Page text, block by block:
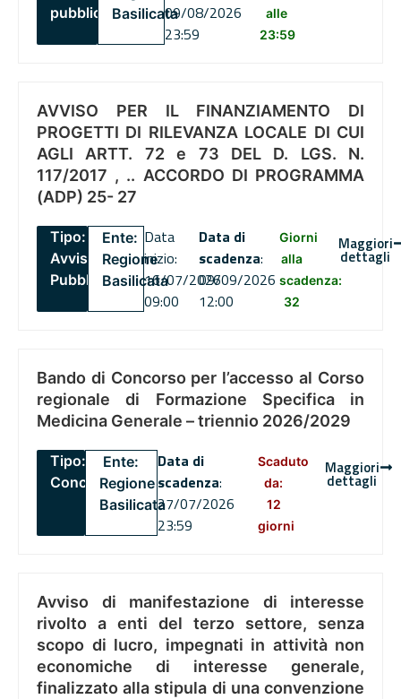
pubblico
Basilicata09/08/2026
23:59
alle
23:59
AVVISO PER IL FINANZIAMENTO DI
PROGETTI DI RILEVANZA LOCALE DI CUI
AGLI ARTT. 72 e 73 DEL D. LGS. N.
117/2017 , .. ACCORDO DI PROGRAMMA
(ADP) 25- 27
Tipo:
Avviso
Pubblico
Ente:
Regione
Basilicata
Data
inizio:
16/07/2026
09:00
Data di
scadenza:
09/09/2026
12:00
Giorni
alla
scadenza:
32
Maggiori
dettagli
Bando di Concorso per l’accesso al Corso
regionale di Formazione Specifica in
Medicina Generale – triennio 2026/2029
Tipo:
Concorsi
Ente:
Regione
Basilicata
Data di
scadenza:
27/07/2026
23:59
Scaduto
da:
12
giorni
Maggiori
dettagli
Avviso di manifestazione di interesse
rivolto a enti del terzo settore, senza
scopo di lucro, impegnati in attività non
economiche di interesse generale,
finalizzato alla stipula di una convenzione